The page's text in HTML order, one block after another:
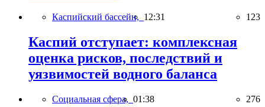
Каспийский бассейн, 12:31 123
Каспий отступает: комплексная
оценка рисков, последствий и
уязвимостей водного баланса
Социальная сфера, 01:38 276